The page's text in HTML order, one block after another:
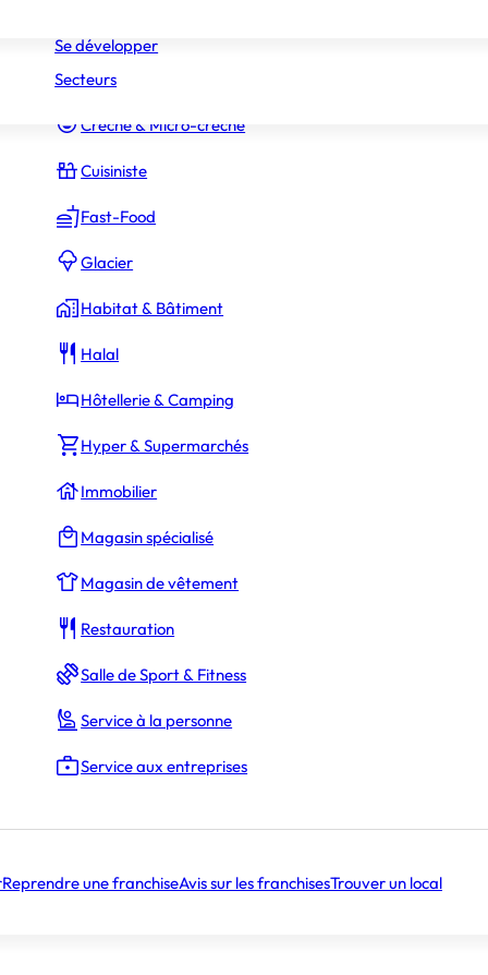
Constructeur Piscines & Spas
Crèche & Micro-crèche
Cuisiniste
Fast-Food
Glacier
Habitat & Bâtiment
Halal
Hôtellerie & Camping
Hyper & Supermarchés
Immobilier
Magasin spécialisé
Magasin de vêtement
Restauration
Salle de Sport & Fitness
Service à la personne
Service aux entreprises
Reprendre une franchiseAvis sur les franchisesTrouver un local
Se développer
Secteurs
droits d’entrée (3 500 €
Âge moyen des franchisés